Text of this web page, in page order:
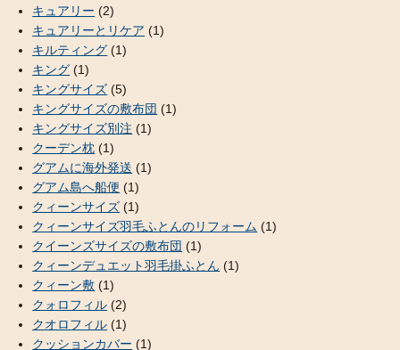
キュアリー (2)
キュアリーとリケア (1)
キルティング (1)
キング (1)
キングサイズ (5)
キングサイズの敷布団 (1)
キングサイズ別注 (1)
クーデン枕 (1)
グアムに海外発送 (1)
グアム島へ船便 (1)
クィーンサイズ (1)
クィーンサイズ羽毛ふとんのリフォーム (1)
クイーンズサイズの敷布団 (1)
クィーンデュエット羽毛掛ふとん (1)
クィーン敷 (1)
クォロフィル (2)
クオロフィル (1)
クッションカバー (1)